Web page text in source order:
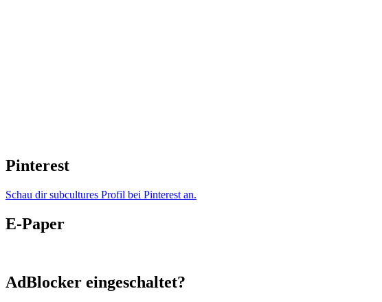
Pinterest
Schau dir subcultures Profil bei Pinterest an.
E-Paper
AdBlocker eingeschaltet?